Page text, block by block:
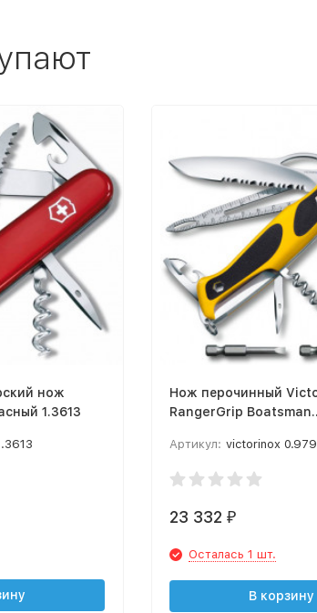
нож
CAMPER 91 мм. красный 1.3613
Нож перочинный
RangerGrip Boatsman
жёлто-чёрный
Артикул: victorinox
23 332 ₽
Осталась 1 шт.
В корзину